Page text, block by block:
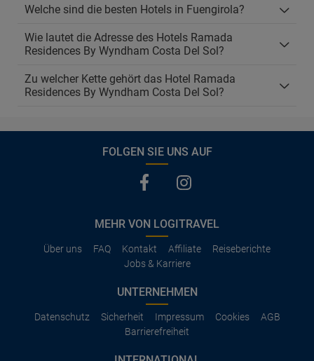
Welche sind die besten Hotels in Fuengirola?
Wie lautet die Adresse des Hotels Ramada
Residences By Wyndham Costa Del Sol?
Zu welcher Kette gehört das Hotel Ramada
Residences By Wyndham Costa Del Sol?
FOLGEN SIE UNS AUF
MEHR VON LOGITRAVEL
Über uns FAQ Kontakt Affiliate
Reiseberichte
Jobs & Karriere
UNTERNEHMEN
Datenschutz Sicherheit Impressum Cookies
AGB
Barrierefreiheit